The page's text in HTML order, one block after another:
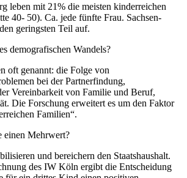
leben mit 21% die meisten kinderreichen
40- 50). Ca. jede fünfte Frau. Sachsen-
geringsten Teil auf.
demografischen Wandels?
oft genannt: die Folge von
bei der Partnerfindung,
Vereinbarkeit von Familie und Beruf,
Die Forschung erweitert es um den Faktor
Familien“.
einen Mehrwert?
und bereichern den Staatshaushalt.
des IW Köln ergibt die Entscheidung